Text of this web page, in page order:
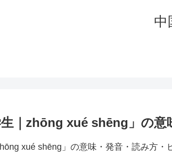
中
｜zhōng xué shēng」の意
xué shēng」の意味・発音・読み方・